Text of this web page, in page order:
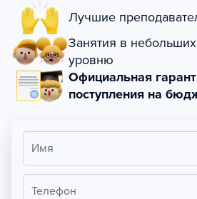
Лучшие
Занятия в
уровню
Официальная
поступления на
Имя
Телефон